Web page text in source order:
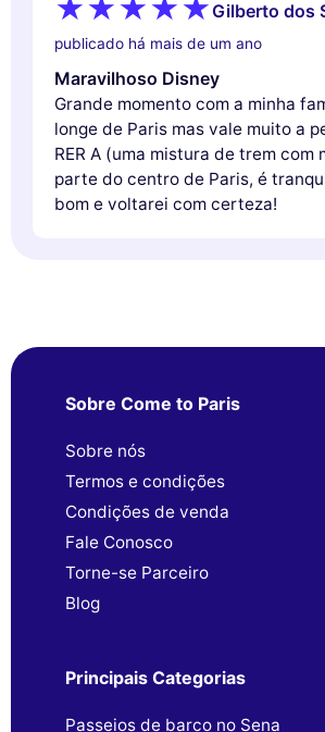
Gilberto dos
publicado há mais de um ano
Maravilhoso Disney
Grande momento com a minha
longe de Paris mas vale muito a
RER A (uma mistura de trem com
parte do centro de Paris, é
bom e voltarei com certeza!
Sobre Come to Paris
Sobre nós
Termos e condições
Condições de venda
Fale Conosco
Torne-se Parceiro
Blog
Principais Categorias
Passeios de barco no Sena